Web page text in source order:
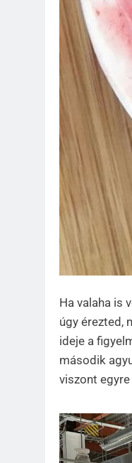
Ha valaha is
úgy érezted,
ideje a
második
viszont